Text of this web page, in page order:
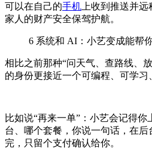
可以在自己的手机 上收到推送并
家人的财产安全保驾护航。
6 系统和 AI：小艺变成能帮
相比之前那种“问天气、查路线、
的身份更接近一个可编程、可学
比如说“再来一单”： 小艺会记得你
台、哪个套餐，你说一句话，在
完，只留个支付确认给你。